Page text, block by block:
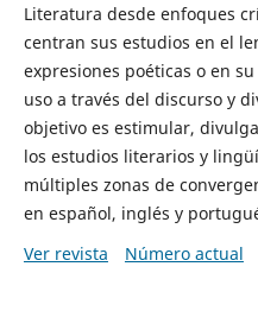
Literatura desde enfoques
centran sus estudios en el
expresiones poéticas o en
uso a través del discurso y
objetivo es estimular,
los estudios literarios y
múltiples zonas de
en español, inglés y
Ver revista
Número actual